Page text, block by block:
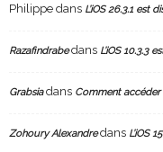
Philippe dans L’iOS 26.3.1 est
Razafindrabedans L’iOS 10.3.3
Grabsiadans Comment accéder
Zohoury Alexandredans L’iOS